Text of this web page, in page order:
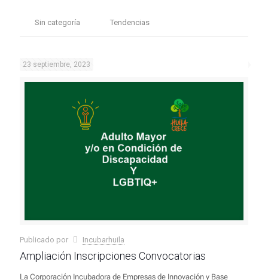
Sin categoría Tendencias
23 septiembre, 2023
Publicado por Incubarhuila
Ampliación Inscripciones Convocatorias
La Corporación Incubadora de Empresas de Innovación y Base